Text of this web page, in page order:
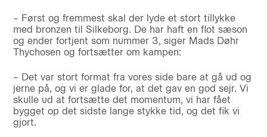
– Først og fremmest skal der lyde et stort tillykke
med bronzen til Silkeborg. De har haft en flot sæson
og ender fortjent som nummer 3, siger Mads Døhr
Thychosen og fortsætter om kampen:
– Det var stort format fra vores side bare at gå ud og
jerne på, og vi er glade for, at det gav en god sejr. Vi
skulle ud at fortsætte det momentum, vi har fået
bygget op det sidste lange stykke tid, og det fik vi
gjort.